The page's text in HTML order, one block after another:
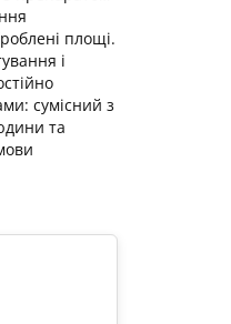
площі.
і
сумісний з
та